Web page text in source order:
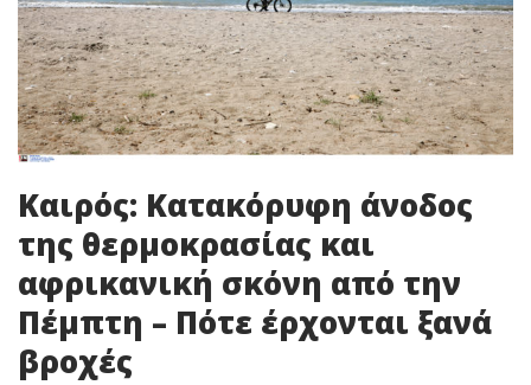
Καιρός: Κατακόρυφη άνοδος
της θερμοκρασίας και
αφρικανική σκόνη από την
Πέμπτη – Πότε έρχονται ξανά
βροχές